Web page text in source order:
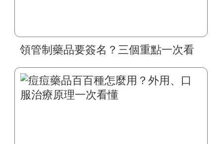
領管制藥品要簽名？三個重點一次看